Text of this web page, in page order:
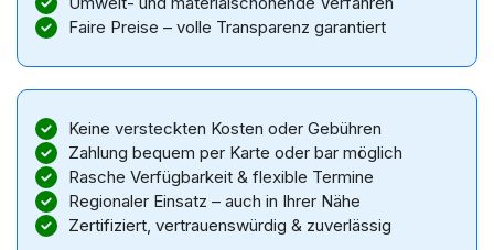
Faire Preise – volle Transparenz garantiert
Keine versteckten Kosten oder Gebühren
Zahlung bequem per Karte oder bar möglich
Rasche Verfügbarkeit & flexible Termine
Regionaler Einsatz – auch in Ihrer Nähe
Zertifiziert, vertrauenswürdig & zuverlässig